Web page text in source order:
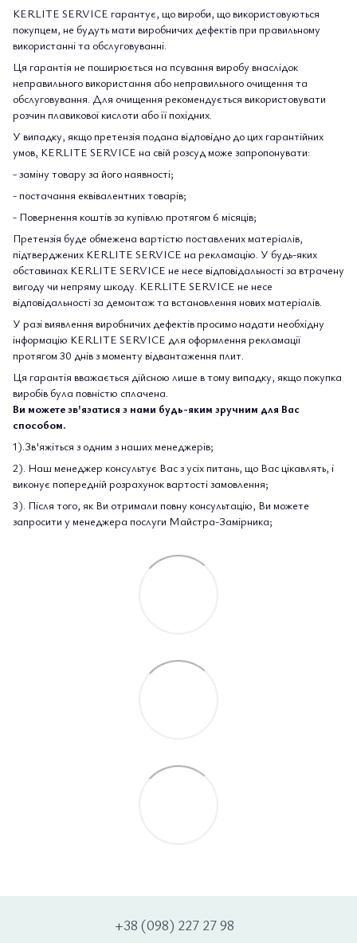
KERLITE SERVICE гарантує, що вироби, що використовуються
покупцем, не будуть мати виробничих дефектів при правильному
використанні та обслуговуванні.
Ця гарантія не поширюється на псування виробу внаслідок
неправильного використання або неправильного очищення та
обслуговування. Для очищення рекомендується використовувати
розчин плавикової кислоти або її похідних.
У випадку, якщо претензія подана відповідно до цих гарантійних
умов, KERLITE SERVICE на свій розсуд може запропонувати:
- заміну товару за його наявності;
- постачання еквівалентних товарів;
- Повернення коштів за купівлю протягом 6 місяців;
Претензія буде обмежена вартістю поставлених матеріалів,
підтверджених KERLITE SERVICE на рекламацію. У будь-яких
обставинах KERLITE SERVICE не несе відповідальності за втрачену
вигоду чи непряму шкоду. KERLITE SERVICE не несе
відповідальності за демонтаж та встановлення нових матеріалів.
У разі виявлення виробничих дефектів просимо надати необхідну
інформацію KERLITE SERVICE для оформлення рекламації
протягом 30 днів з моменту відвантаження плит.
Ця гарантія вважається дійсною лише в тому випадку, якщо покупка
виробів була повністю сплачена.
Ви можете зв'язатися з нами будь-яким зручним для Вас
способом.
1).Зв'яжіться з одним з наших менеджерів;
2). Наш менеджер консультує Вас з усіх питань, що Вас цікавлять, і
виконує попередній розрахунок вартості замовлення;
3). Після того, як Ви отримали повну консультацію, Ви можете
запросити у менеджера послуги Майстра-Замірника;
+38 (098) 227 27 98